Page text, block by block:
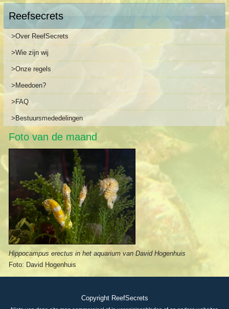
Reefsecrets
>Over ReefSecrets
>Wie zijn wij
>Onze regels
>Meedoen?
>FAQ
>Bestuursmededelingen
Foto van de maand
Hippocampus erectus in het aquarium van David Hogenhuis
Foto: David Hogenhuis
Copyright ReefSecrets